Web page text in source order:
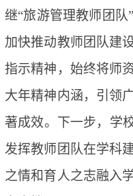
继“旅游管理教师团
加快推动教师团队建
指示精神，始终将师
大年精神内涵，引领
著成效。下一步，学
发挥教师团队在学科
之情和育人之志融入